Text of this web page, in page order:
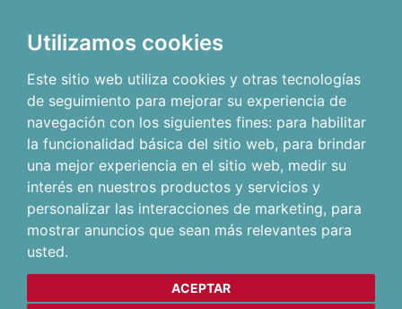
Utilizamos cookies
Este sitio web utiliza cookies y otras tecnologías
de seguimiento para mejorar su experiencia de
navegación con los siguientes fines: para habilitar
la funcionalidad básica del sitio web, para brindar
una mejor experiencia en el sitio web, medir su
interés en nuestros productos y servicios y
personalizar las interacciones de marketing, para
mostrar anuncios que sean más relevantes para
usted.
ACEPTAR